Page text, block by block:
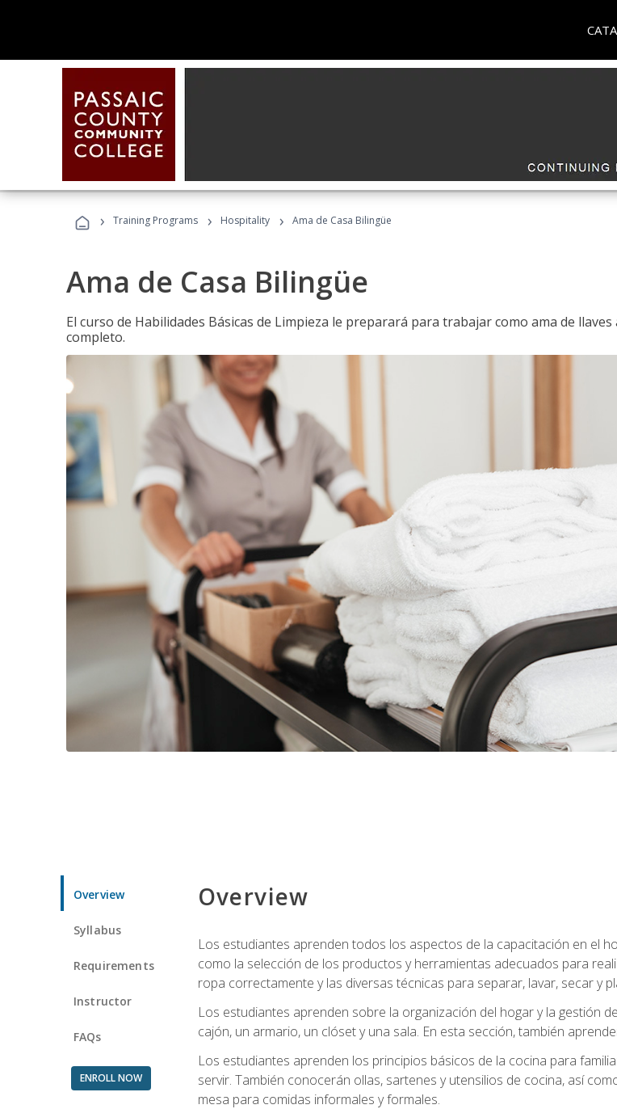
› Training Programs › Hospitality › Ama de Casa Bilingüe
Ama de Casa Bilingüe
El curso de Habilidades Básicas de Limpieza le preparará para trabajar como ama de llaves
completo.
Overview
Syllabus
Requirements
Instructor
FAQs
ENROLL NOW
Overview
Los estudiantes aprenden todos los aspectos de la capacitación en el
como la selección de los productos y herramientas adecuados para
ropa correctamente y las diversas técnicas para separar, lavar, secar y
Los estudiantes aprenden sobre la organización del hogar y la gestión
cajón, un armario, un clóset y una sala. En esta sección, también
Los estudiantes aprenden los principios básicos de la cocina para
servir. También conocerán ollas, sartenes y utensilios de cocina, así
mesa para comidas informales y formales.